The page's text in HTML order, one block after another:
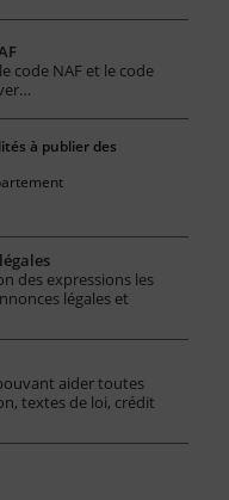
code NAF et le code
à publier des
des expressions les
légales et
aider toutes
textes de loi, crédit